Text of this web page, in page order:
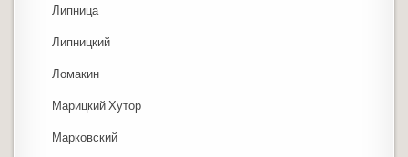
Липница
Липницкий
Ломакин
Марицкий Хутор
Марковский